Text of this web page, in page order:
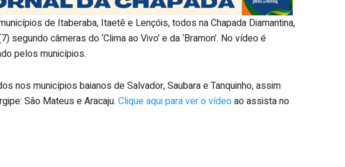
de Itaberaba, Itaetê e Lençóis, todos na Chapada Diamantina,
segundo câmeras do ‘Clima ao Vivo’ e da ‘Bramon’. No vídeo é
pelos municípios.
nos municípios baianos de Salvador, Saubara e Tanquinho, assim
São Mateus e Aracaju. Clique aqui para ver o vídeoao assista no